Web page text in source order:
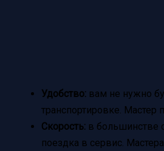
Удобство: вам не нужно
транспортировке.
Скорость: в большинстве
поездка в сервис.